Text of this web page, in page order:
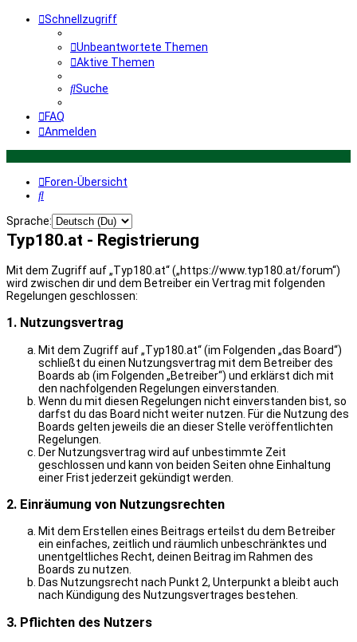
Schnellzugriff
Unbeantwortete Themen
Aktive Themen
Suche
FAQ
Anmelden
Foren-Übersicht
Suche
Sprache:
Typ180.at - Registrierung
Mit dem Zugriff auf „Typ180.at“ („https://www.typ180.at/forum“)
wird zwischen dir und dem Betreiber ein Vertrag mit folgenden
Regelungen geschlossen:
1. Nutzungsvertrag
Mit dem Zugriff auf „Typ180.at“ (im Folgenden „das Board“)
schließt du einen Nutzungsvertrag mit dem Betreiber des
Boards ab (im Folgenden „Betreiber“) und erklärst dich mit
den nachfolgenden Regelungen einverstanden.
Wenn du mit diesen Regelungen nicht einverstanden bist, so
darfst du das Board nicht weiter nutzen. Für die Nutzung des
Boards gelten jeweils die an dieser Stelle veröffentlichten
Regelungen.
Der Nutzungsvertrag wird auf unbestimmte Zeit
geschlossen und kann von beiden Seiten ohne Einhaltung
einer Frist jederzeit gekündigt werden.
2. Einräumung von Nutzungsrechten
Mit dem Erstellen eines Beitrags erteilst du dem Betreiber
ein einfaches, zeitlich und räumlich unbeschränktes und
unentgeltliches Recht, deinen Beitrag im Rahmen des
Boards zu nutzen.
Das Nutzungsrecht nach Punkt 2, Unterpunkt a bleibt auch
nach Kündigung des Nutzungsvertrages bestehen.
3. Pflichten des Nutzers